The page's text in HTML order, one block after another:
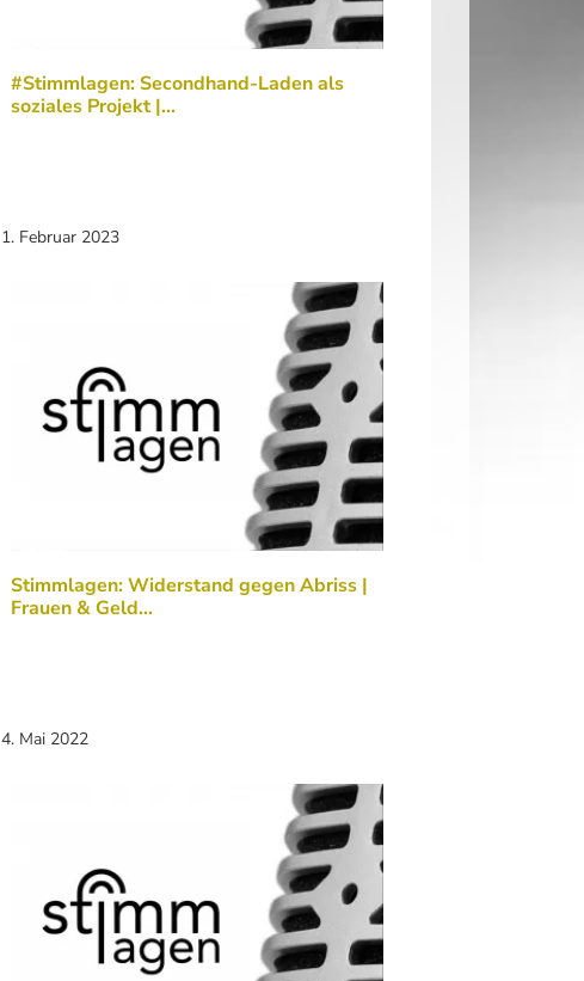
#Stimmlagen: Secondhand-Laden als
soziales Projekt |…
1. Februar 2023
Stimmlagen: Widerstand gegen Abriss |
Frauen & Geld…
4. Mai 2022